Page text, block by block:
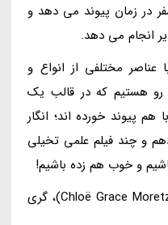
در زمان پیوند می دهد و
انجام می دهد.
عناصر مختلفی از انواع و
رو هستیم که در قالب یک
پیوند خورده اند؛ انگار
و چند فیلم علمی تخیلی
و خوب هم زده باشیم!
بازیگران: کلویی گریس مورتس (Chloë Grace Moretz)، گری